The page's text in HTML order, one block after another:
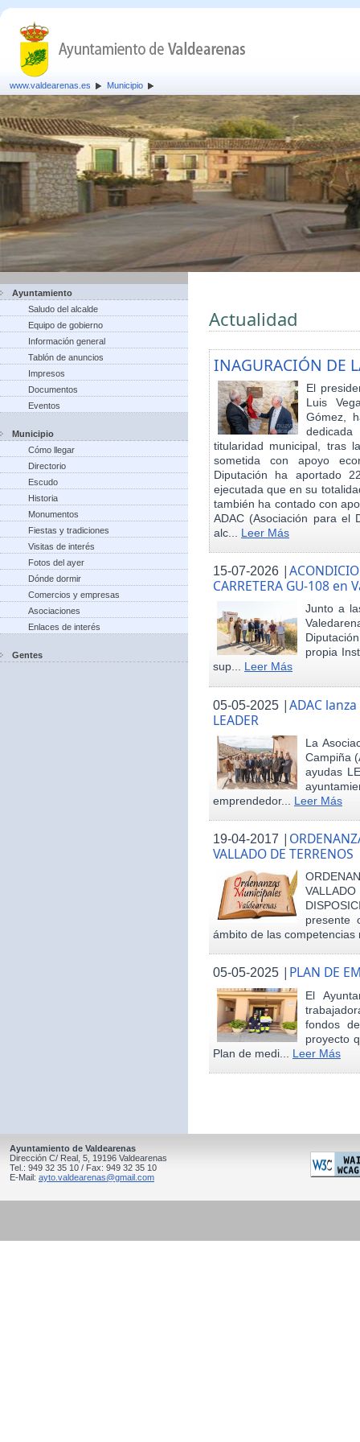
www.valdearenas.es Municipio
Ayuntamiento
Saludo del alcalde
Equipo de gobierno
Información general
Tablón de anuncios
Impresos
Documentos
Eventos
Municipio
Cómo llegar
Directorio
Escudo
Historia
Monumentos
Fiestas y tradiciones
Visitas de interés
Fotos del ayer
Dónde dormir
Comercios y empresas
Asociaciones
Enlaces de interés
Gentes
Actualidad
INAGURACIÓN DE
El
Luis
Gómez,
titularidad municipal, tras
sometida con apoyo
Diputación ha aportado
ejecutada que en su
también ha contado con
ADAC (Asociación para el
alc... Leer Más
15-07-2026 |
CARRETERA GU-108 en
Junto a
propia
sup... Leer Más
05-05-2025 |ADAC
LEADER
La
Campiña
ayudas
emprendedor... Leer Más
19-04-2017 |
VALLADO DE TERRENOS
presente
ámbito de las
05-05-2025 | PLAN DE
El
fondos
proyecto
Plan de medi... Leer Más
Ayuntamiento de Valdearenas
Dirección C/ Real, 5, 19196 Valdearenas
Tel.: 949 32 35 10 / Fax: 949 32 35 10
E-Mail: ayto.valdearenas@gmail.com